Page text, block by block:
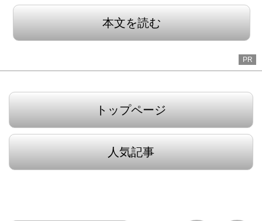
本文を読む
PR
トップページ
人気記事